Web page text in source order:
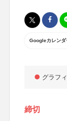
Googleカレンダ
グラフ
締切